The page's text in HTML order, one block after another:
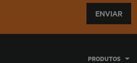
ENVIAR
PRODUTOS